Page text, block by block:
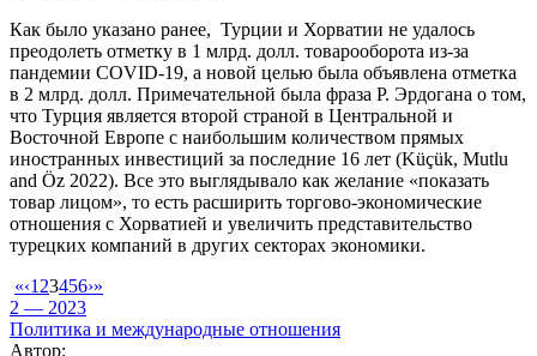
Как было указано ранее, Турции и Хорватии не удалось
преодолеть отметку в 1 млрд. долл. товарооборота из-за
пандемии COVID-19, а новой целью была объявлена отметка
в 2 млрд. долл. Примечательной была фраза Р. Эрдогана о том,
что Турция является второй страной в Центральной и
Восточной Европе с наибольшим количеством прямых
иностранных инвестиций за последние 16 лет (Küçük, Mutlu
and Öz 2022). Все это выглядывало как желание «показать
товар лицом», то есть расширить торгово-экономические
отношения с Хорватией и увеличить представительство
турецких компаний в других секторах экономики.
«‹1 23456›»
2 — 2023
Политика и международные отношения
Автор: